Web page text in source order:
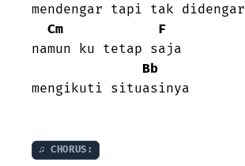
mendengar tapi tak didengar
Cm
F
namun ku tetap saja
Bb
mengikuti situasinya
♫ CHORUS: